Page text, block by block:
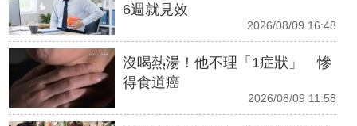
6週就見效
2026/08/09 16:48
沒喝熱湯！他不理「1症狀」 慘
得食道癌
2026/08/09 11:58